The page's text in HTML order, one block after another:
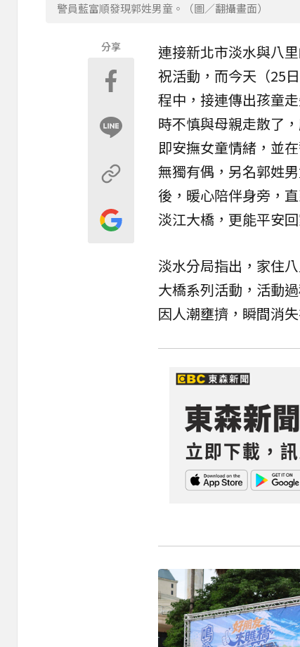
警員藍富順發現郭姓男童。（圖／翻攝畫面）
分享 連接新北市淡水與八里
祝活動，而今天（25
程中，接連傳出孩童
時不慎與母親走散了
即安撫女童情緒，並
無獨有偶，另名郭姓
後，暖心陪伴身旁，
淡江大橋，更能平安回
淡水分局指出，家住
大橋系列活動，活動
因人潮壅擠，瞬間消